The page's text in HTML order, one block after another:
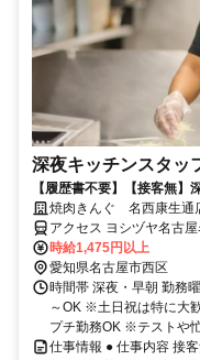
深夜キッチンスタッ
【履歴書不要】【接客無
給の時間帯に効率よく稼げま
焼肉きんぐ 名西康生通
アクセス ヨシヅヤ名古
時給1,475円以上
愛知県名古屋市西区
時間帯 深夜・早朝 勤務
～OK ※土日祝は特に大
プチ勤務OK ※テストや
仕事情報 ● 仕事内容 接